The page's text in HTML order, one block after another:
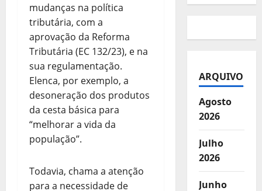
mudanças na política
tributária, com a
aprovação da Reforma
Tributária (EC 132/23), e na
sua regulamentação.
Elenca, por exemplo, a
desoneração dos produtos
da cesta básica para
“melhorar a vida da
população”.
Todavia, chama a atenção
para a necessidade de
ARQUIVO
Agosto
2026
Julho
2026
Junho